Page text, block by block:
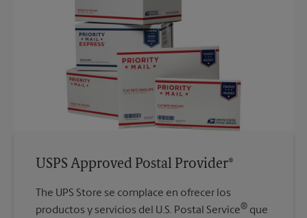
USPS Approved Postal Provider®
The UPS Store se complace en ofrecer los
productos y servicios del U.S. Postal Service® que